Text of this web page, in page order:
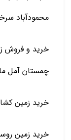
محمودآباد
خرید و فروش
چمستان آمل
خرید زمین
خرید زمین